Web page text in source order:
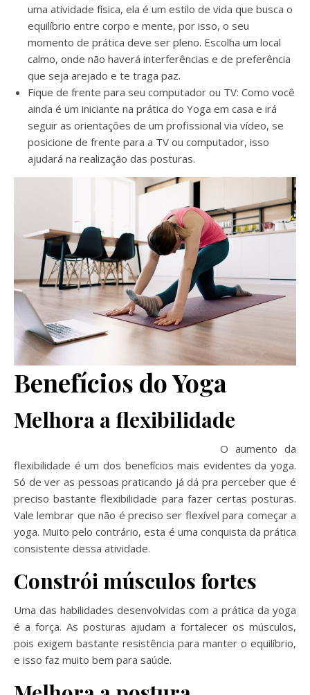
uma atividade física, ela é um estilo de vida que busca o
equilíbrio entre corpo e mente, por isso, o seu
momento de prática deve ser pleno. Escolha um local
calmo, onde não haverá interferências e de preferência
que seja arejado e te traga paz.
Fique de frente para seu computador ou TV: Como você
ainda é um iniciante na prática do Yoga em casa e irá
seguir as orientações de um profissional via vídeo, se
posicione de frente para a TV ou computador, isso
ajudará na realização das posturas.
Benefícios do Yoga
Melhora a flexibilidade
O aumento da
flexibilidade é um dos benefícios mais evidentes da yoga.
Só de ver as pessoas praticando já dá pra perceber que é
preciso bastante flexibilidade para fazer certas posturas.
Vale lembrar que não é preciso ser flexível para começar a
yoga. Muito pelo contrário, esta é uma conquista da prática
consistente dessa atividade.
Constrói músculos fortes
Uma das habilidades desenvolvidas com a prática da yoga
é a força. As posturas ajudam a fortalecer os músculos,
pois exigem bastante resistência para manter o equilíbrio,
e isso faz muito bem para saúde.